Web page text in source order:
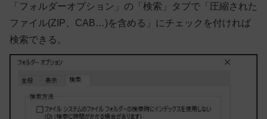
「フォルダーオプション」の「検索」タブで「圧縮された
ファイル(ZIP、CAB…)を含める」にチェックを付ければ
検索できる。